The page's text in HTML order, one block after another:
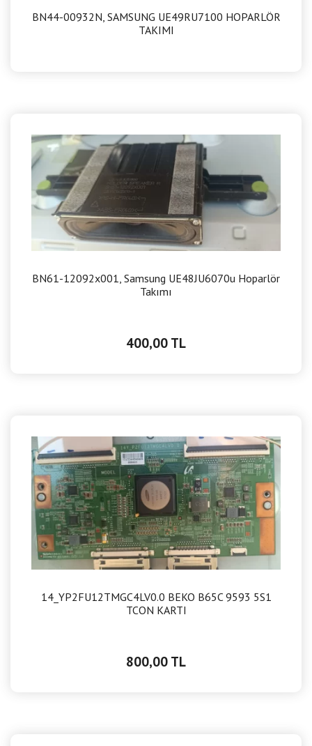
BN44-00932N, SAMSUNG UE49RU7100 HOPARLÖR
TAKIMI
BN61-12092x001, Samsung UE48JU6070u Hoparlör
Takımı
400,00 TL
14_YP2FU12TMGC4LV0.0 BEKO B65C 9593 5S1
TCON KARTI
800,00 TL